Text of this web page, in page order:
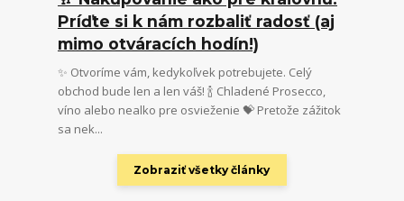
Príďte si k nám rozbaliť radosť (aj
mimo otváracích hodín!)
✨ Otvoríme vám, kedykoľvek potrebujete. Celý
obchod bude len a len váš! 🍾 Chladené Prosecco,
víno alebo nealko pre osvieženie 💝 Pretože zážitok
sa nek...
Zobraziť všetky články